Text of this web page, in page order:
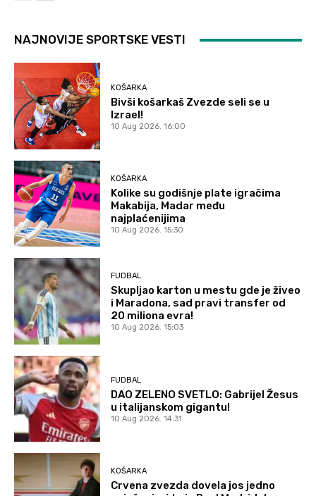
NAJNOVIJE SPORTSKE VESTI
KOŠARKA
Bivši košarkaš Zvezde seli se u
Izrael!
10 Aug 2026. 16:00
KOŠARKA
Kolike su godišnje plate igračima
Makabija, Madar među
najplaćenijima
10 Aug 2026. 15:30
FUDBAL
Skupljao karton u mestu gde je živeo
i Maradona, sad pravi transfer od
20 miliona evra!
10 Aug 2026. 15:03
FUDBAL
DAO ZELENO SVETLO: Gabrijel Žesus
u italijanskom gigantu!
10 Aug 2026. 14:31
KOŠARKA
Crvena zvezda dovela jos jedno